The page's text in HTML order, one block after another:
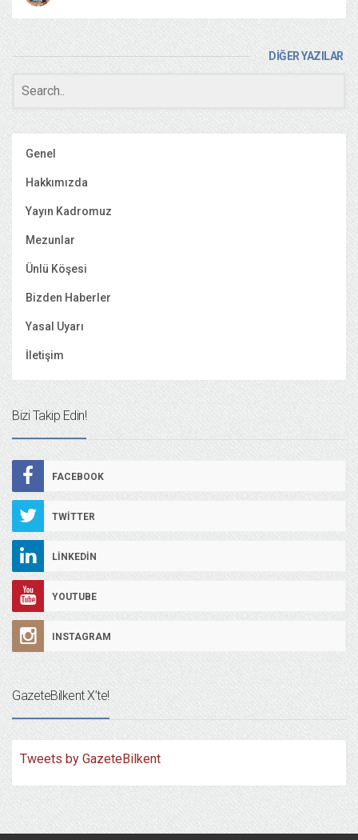
DİĞER YAZILAR
Genel
Hakkımızda
Yayın Kadromuz
Mezunlar
Ünlü Köşesi
Bizden Haberler
Yasal Uyarı
İletişim
Bizi Takip Edin!
FACEBOOK
TWITTER
LINKEDIN
YOUTUBE
INSTAGRAM
GazeteBilkent X’te!
Tweets by GazeteBilkent